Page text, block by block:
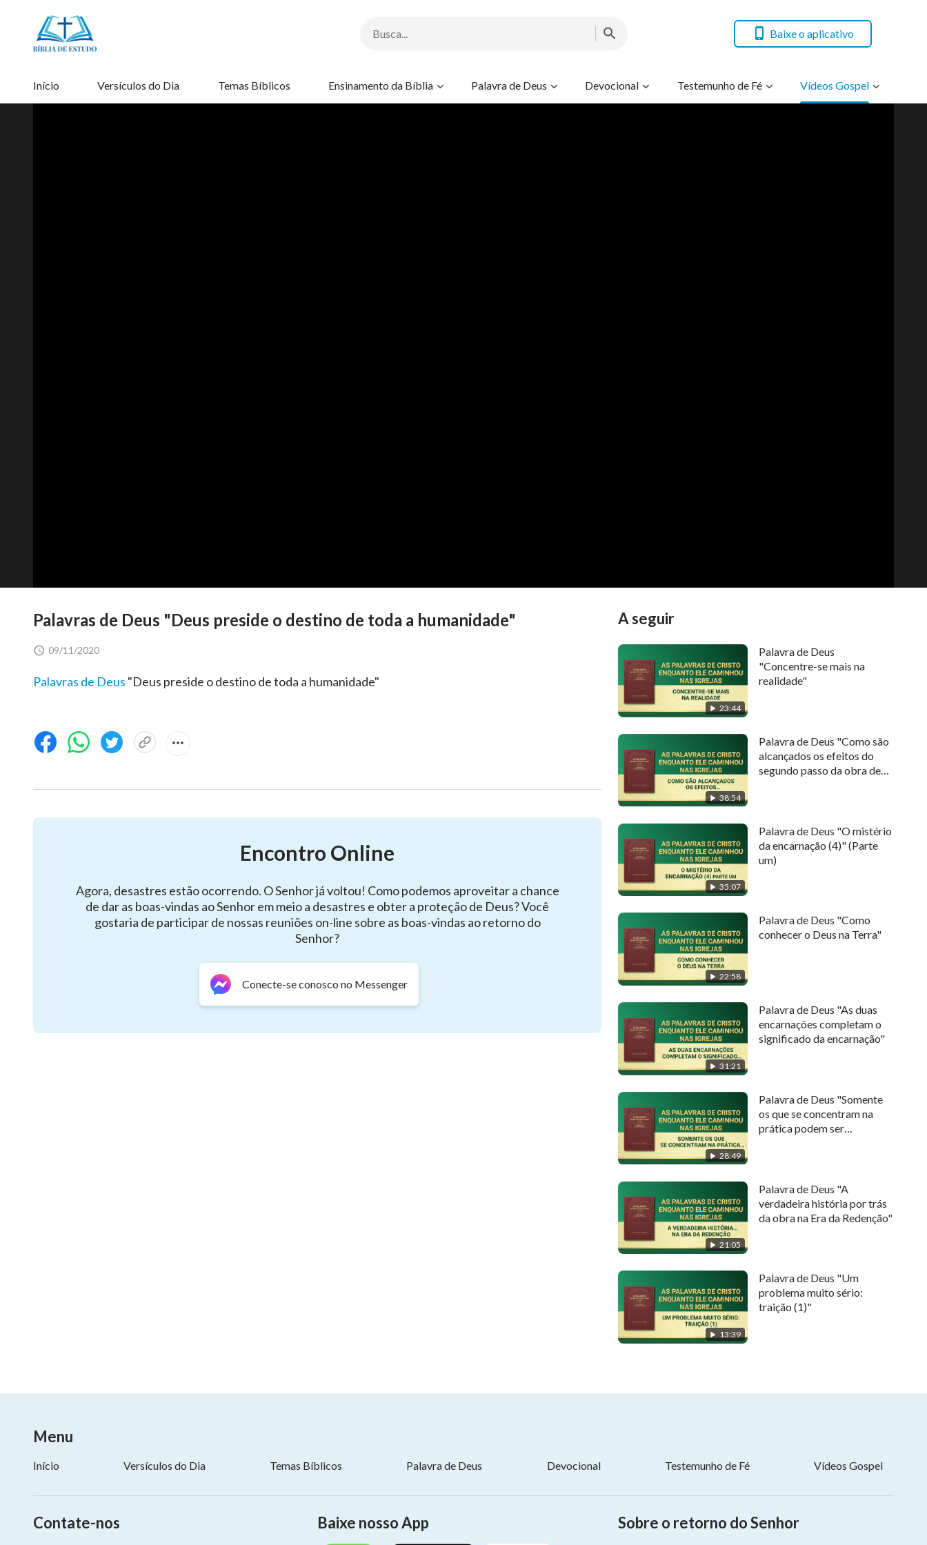
Baixe o aplicativo
Início Versículos do Dia Temas Bíblicos Ensinamento da Bíblia Palavra de Deus Devocional Testemunho de Fé Vídeos Gospel
Palavras de Deus "Deus preside o destino de toda a humanidade"
09/11/2020
Palavras de Deus "Deus preside o destino de toda a humanidade"
Encontro Online
Agora, desastres estão ocorrendo. O Senhor já voltou! Como podemos aproveitar a chance
de dar as boas-vindas ao Senhor em meio a desastres e obter a proteção de Deus? Você
gostaria de participar de nossas reuniões on-line sobre as boas-vindas ao retorno do
Senhor?
Conecte-se conosco no Messenger
A seguir
23:44
Palavra de Deus
"Concentre-se mais na
realidade"
38:54
Palavra de Deus "Como são
alcançados os efeitos do
segundo passo da obra de
35:07
Palavra de Deus "O mistério
da encarnação (4)" (Parte
um)
22:58
Palavra de Deus "Como
conhecer o Deus na Terra"
31:21
Palavra de Deus "As duas
encarnações completam o
significado da encarnação"
28:49
Palavra de Deus "Somente
os que se concentram na
prática podem ser
21:05
Palavra de Deus "A
verdadeira história por trás
da obra na Era da Redenção"
13:39
Palavra de Deus "Um
problema muito sério:
traição (1)"
Menu
Início Versículos do Dia Temas Bíblicos Palavra de Deus Devocional Testemunho de Fé Vídeos Gospel
Contate-nos Baixe nosso App Sobre o retorno do Senhor